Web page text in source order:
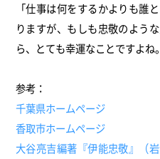
「仕事は何をするかよりも誰
りますが、もしも忠敬のよう
ら、とても幸運なことですよね。
参考：
千葉県ホームページ
香取市ホームページ
大谷亮吉編著『伊能忠敬』（